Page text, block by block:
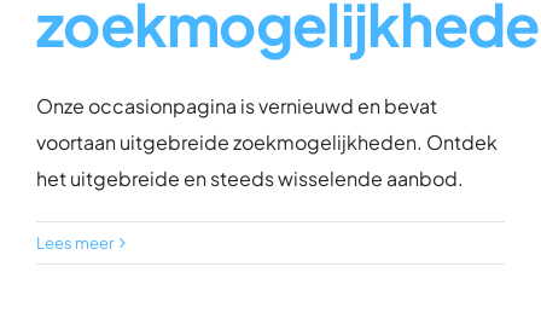
Onze occasionpagina is vernieuwd en bevat
voortaan uitgebreide zoekmogelijkheden. Ontdek
het uitgebreide en steeds wisselende aanbod.
Lees meer